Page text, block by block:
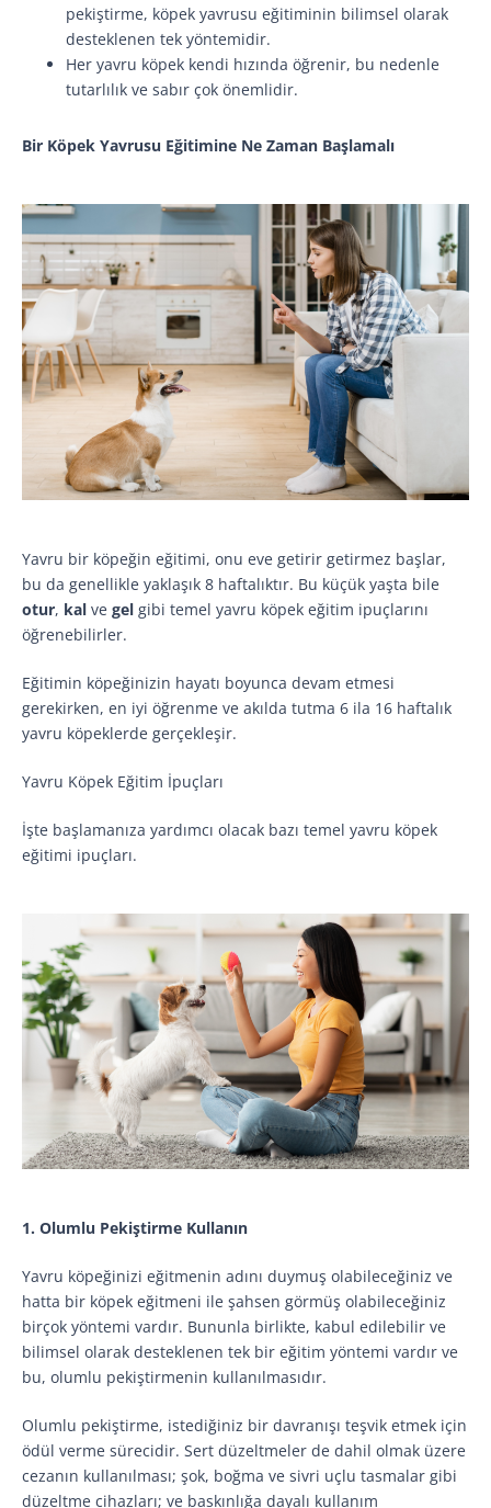
pekiştirme, köpek yavrusu eğitiminin bilimsel olarak
desteklenen tek yöntemidir.
Her yavru köpek kendi hızında öğrenir, bu nedenle
tutarlılık ve sabır çok önemlidir.
Bir Köpek Yavrusu Eğitimine Ne Zaman Başlamalı
Yavru bir köpeğin eğitimi, onu eve getirir getirmez başlar,
bu da genellikle yaklaşık 8 haftalıktır. Bu küçük yaşta bile
otur, kal ve gel gibi temel yavru köpek eğitim ipuçlarını
öğrenebilirler.
Eğitimin köpeğinizin hayatı boyunca devam etmesi
gerekirken, en iyi öğrenme ve akılda tutma 6 ila 16 haftalık
yavru köpeklerde gerçekleşir.
Yavru Köpek Eğitim İpuçları
İşte başlamanıza yardımcı olacak bazı temel yavru köpek
eğitimi ipuçları.
1. Olumlu Pekiştirme Kullanın
Yavru köpeğinizi eğitmenin adını duymuş olabileceğiniz ve
hatta bir köpek eğitmeni ile şahsen görmüş olabileceğiniz
birçok yöntemi vardır. Bununla birlikte, kabul edilebilir ve
bilimsel olarak desteklenen tek bir eğitim yöntemi vardır ve
bu, olumlu pekiştirmenin kullanılmasıdır.
Olumlu pekiştirme, istediğiniz bir davranışı teşvik etmek için
ödül verme sürecidir. Sert düzeltmeler de dahil olmak üzere
cezanın kullanılması; şok, boğma ve sivri uçlu tasmalar gibi
düzeltme cihazları; ve baskınlığa dayalı kullanım